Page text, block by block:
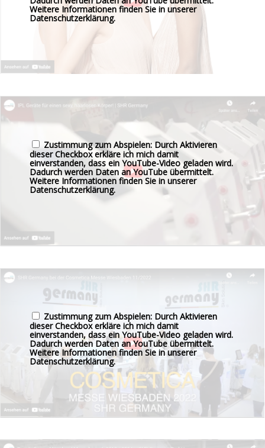
Weitere Informationen finden Sie in unserer
Datenschutzerklärung.
Zustimmung zum Abspielen: Durch Aktivieren
dieser Checkbox erkläre ich mich damit
einverstanden, dass ein YouTube-Video geladen wird.
Dadurch werden Daten an YouTube übermittelt.
Weitere Informationen finden Sie in unserer
Datenschutzerklärung.
Zustimmung zum Abspielen: Durch Aktivieren
dieser Checkbox erkläre ich mich damit
einverstanden, dass ein YouTube-Video geladen wird.
Dadurch werden Daten an YouTube übermittelt.
Weitere Informationen finden Sie in unserer
Datenschutzerklärung.